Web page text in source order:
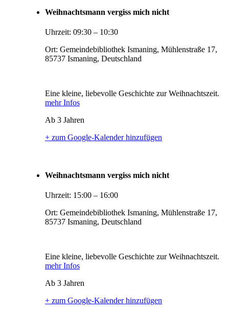
Weihnachtsmann vergiss mich nicht
Uhrzeit: 09:30 – 10:30
Ort: Gemeindebibliothek Ismaning, Mühlenstraße 17,
85737 Ismaning, Deutschland
Eine kleine, liebevolle Geschichte zur Weihnachtszeit.
mehr Infos
Ab 3 Jahren
+ zum Google-Kalender hinzufügen
Weihnachtsmann vergiss mich nicht
Uhrzeit: 15:00 – 16:00
Ort: Gemeindebibliothek Ismaning, Mühlenstraße 17,
85737 Ismaning, Deutschland
Eine kleine, liebevolle Geschichte zur Weihnachtszeit.
mehr Infos
Ab 3 Jahren
+ zum Google-Kalender hinzufügen